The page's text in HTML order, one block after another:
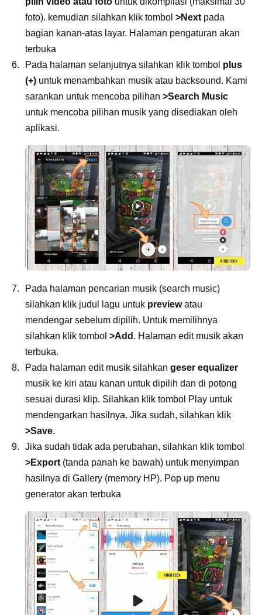
foto). kemudian silahkan klik tombol >Next pada
bagian kanan-atas layar. Halaman pengaturan akan
terbuka
Pada halaman selanjutnya silahkan klik tombol plus
(+) untuk menambahkan musik atau backsound. Kami
sarankan untuk mencoba pilihan >Search Music
untuk mencoba pilihan musik yang disediakan oleh
aplikasi.
Pada halaman pencarian musik (search music)
silahkan klik judul lagu untuk previewatau
mendengar sebelum dipilih. Untuk memilihnya
silahkan klik tombol >Add . Halaman edit musik akan
terbuka.
Pada halaman edit musik silahkan geser equalizer
musik ke kiri atau kanan untuk dipilih dan di potong
sesuai durasi klip. Silahkan klik tombol Play untuk
mendengarkan hasilnya. Jika sudah, silahkan klik
>Save.
Jika sudah tidak ada perubahan, silahkan klik tombol
>Export (tanda panah ke bawah) untuk menyimpan
hasilnya di Gallery (memory HP). Pop up menu
generator akan terbuka